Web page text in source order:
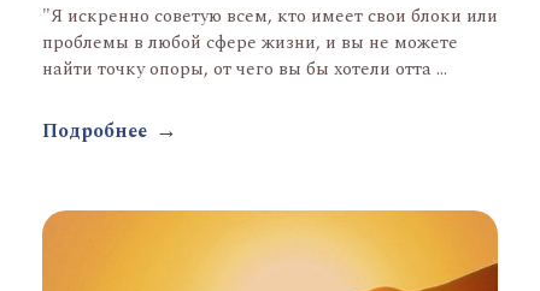
"Я искренно советую всем, кто имеет свои блоки или
проблемы в любой сфере жизни, и вы не можете
найти точку опоры, от чего вы бы хотели отта ...
Подробнее